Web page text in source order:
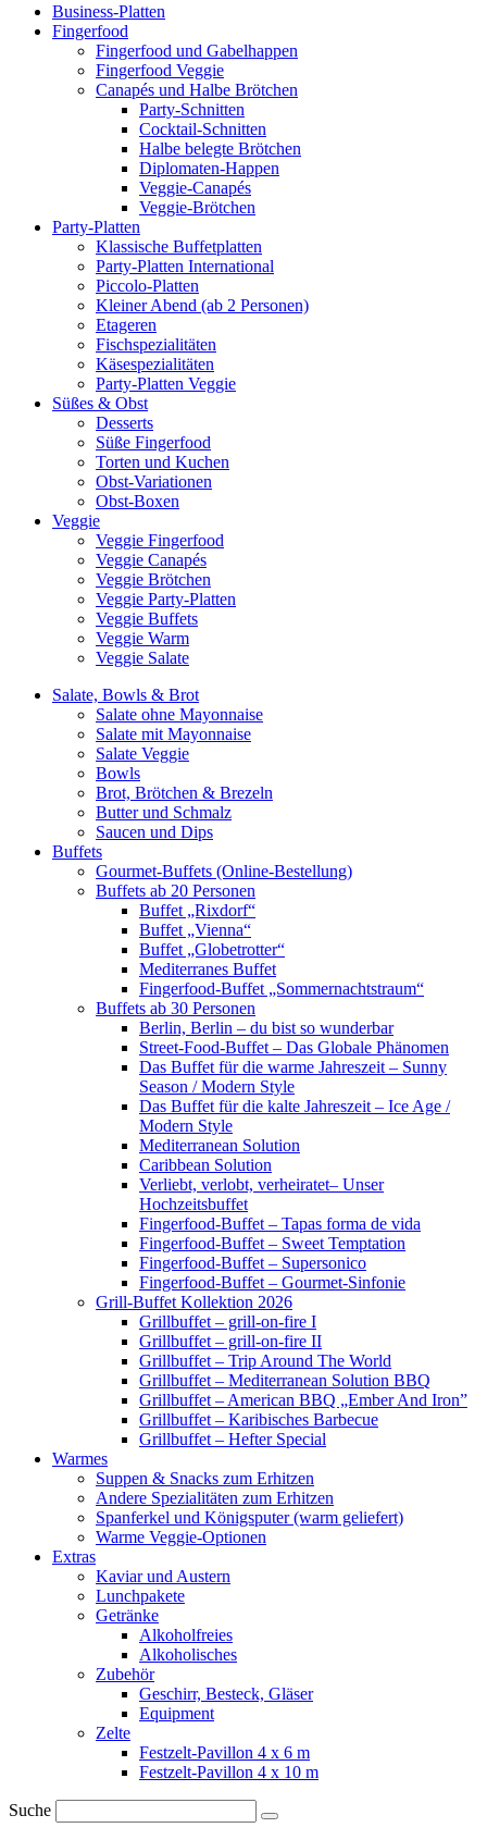
Business-Platten
Fingerfood
Fingerfood und Gabelhappen
Fingerfood Veggie
Canapés und Halbe Brötchen
Party-Schnitten
Cocktail-Schnitten
Halbe belegte Brötchen
Diplomaten-Happen
Veggie-Canapés
Veggie-Brötchen
Party-Platten
Klassische Buffetplatten
Party-Platten International
Piccolo-Platten
Kleiner Abend (ab 2 Personen)
Etageren
Fischspezialitäten
Käsespezialitäten
Party-Platten Veggie
Süßes & Obst
Desserts
Süße Fingerfood
Torten und Kuchen
Obst-Variationen
Obst-Boxen
Veggie
Veggie Fingerfood
Veggie Canapés
Veggie Brötchen
Veggie Party-Platten
Veggie Buffets
Veggie Warm
Veggie Salate
Salate, Bowls & Brot
Salate ohne Mayonnaise
Salate mit Mayonnaise
Salate Veggie
Bowls
Brot, Brötchen & Brezeln
Butter und Schmalz
Saucen und Dips
Buffets
Gourmet-Buffets (Online-Bestellung)
Buffets ab 20 Personen
Buffet „Rixdorf“
Buffet „Vienna“
Buffet „Globetrotter“
Mediterranes Buffet
Fingerfood-Buffet „Sommernachtstraum“
Buffets ab 30 Personen
Berlin, Berlin – du bist so wunderbar
Street-Food-Buffet – Das Globale Phänomen
Das Buffet für die warme Jahreszeit – Sunny
Season / Modern Style
Das Buffet für die kalte Jahreszeit – Ice Age /
Modern Style
Mediterranean Solution
Caribbean Solution
Verliebt, verlobt, verheiratet– Unser
Hochzeitsbuffet
Fingerfood-Buffet – Tapas forma de vida
Fingerfood-Buffet – Sweet Temptation
Fingerfood-Buffet – Supersonico
Fingerfood-Buffet – Gourmet-Sinfonie
Grill-Buffet Kollektion 2026
Grillbuffet – grill-on-fire I
Grillbuffet – grill-on-fire II
Grillbuffet – Trip Around The World
Grillbuffet – Mediterranean Solution BBQ
Grillbuffet – American BBQ „Ember And Iron”
Grillbuffet – Karibisches Barbecue
Grillbuffet – Hefter Special
Warmes
Suppen & Snacks zum Erhitzen
Andere Spezialitäten zum Erhitzen
Spanferkel und Königsputer (warm geliefert)
Warme Veggie-Optionen
Extras
Kaviar und Austern
Lunchpakete
Getränke
Alkoholfreies
Alkoholisches
Zubehör
Geschirr, Besteck, Gläser
Equipment
Zelte
Festzelt-Pavillon 4 x 6 m
Festzelt-Pavillon 4 x 10 m
Suche